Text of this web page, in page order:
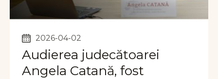
2026-04-02
Audierea judecătoarei
Angela Catană, fost